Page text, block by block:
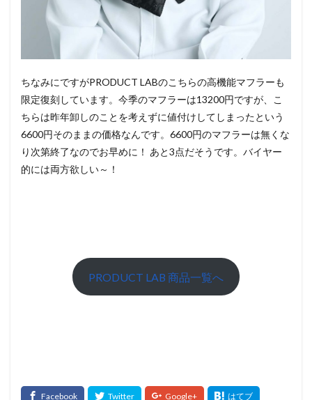
ちなみにですがPRODUCT LABのこちらの高機能マフラーも
限定復刻しています。今季のマフラーは13200円ですが、こ
ちらは昨年卸しのことを考えずに値付けしてしまったという
6600円そのままの価格なんです。6600円のマフラーは無くな
り次第終了なのでお早めに！ あと3点だそうです。バイヤー
的には両方欲しい～！
PRODUCT LAB 商品一覧へ